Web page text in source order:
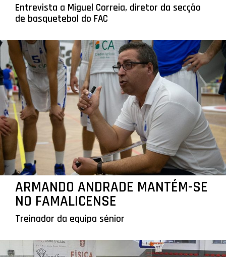
Entrevista a Miguel Correia, diretor da secção
de basquetebol do FAC
ARMANDO ANDRADE MANTÉM-SE
NO FAMALICENSE
Treinador da equipa sénior